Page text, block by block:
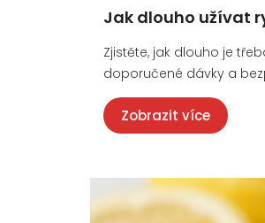
Jak dlouho užívat
Zjistěte, jak dlouho je
doporučené dávky a
Zobrazit více